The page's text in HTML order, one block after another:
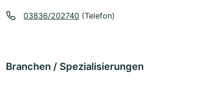
03836/202740 (Telefon)
Branchen / Spezialisierungen